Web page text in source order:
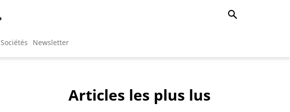
Sociétés Newsletter
Articles les plus lus